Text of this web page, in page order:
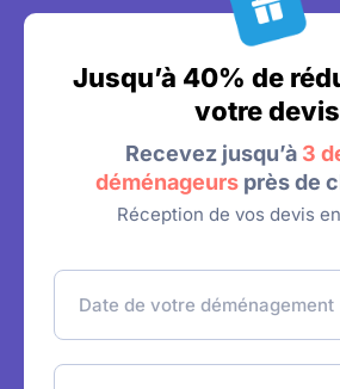
Jusqu’à 40% de
votre devis
Recevez jusqu’à 3
déménageursprès de
Réception de vos devis
d
t
e
c